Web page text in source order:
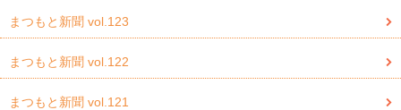
まつもと新聞 vol.123
まつもと新聞 vol.122
まつもと新聞 vol.121